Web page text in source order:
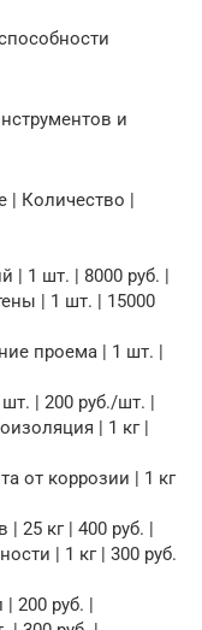
и
| Количество |
| 1 шт. | 8000 руб. |
| 1 шт. | 15000
проема | 1 шт. |
| 200 руб./шт. |
| 1 кг |
от коррозии | 1 кг
25 кг | 400 руб. |
| 1 кг | 300 руб.
200 руб. |